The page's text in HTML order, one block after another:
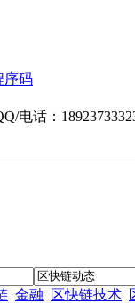
电话：
金融 区快链技术